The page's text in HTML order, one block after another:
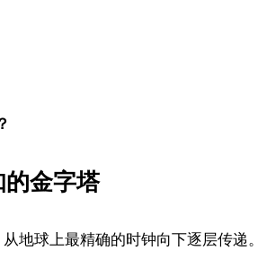
金字塔
地球上最精确的时钟向下逐层传递